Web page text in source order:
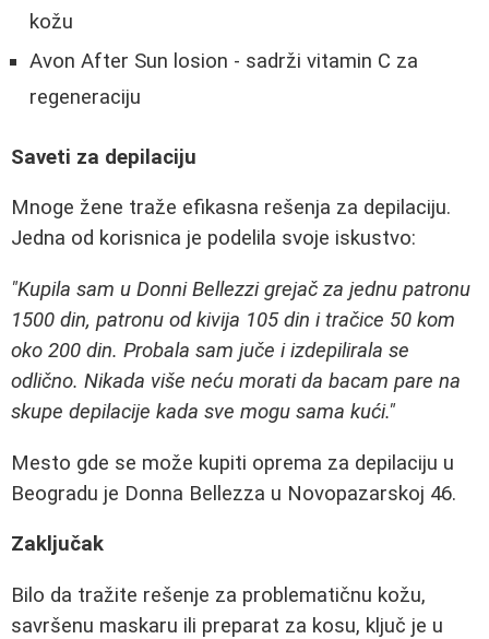
kožu
Avon After Sun losion - sadrži vitamin C za
regeneraciju
Saveti za depilaciju
Mnoge žene traže efikasna rešenja za depilaciju.
Jedna od korisnica je podelila svoje iskustvo:
"Kupila sam u Donni Bellezzi grejač za jednu patronu
1500 din, patronu od kivija 105 din i tračice 50 kom
oko 200 din. Probala sam juče i izdepilirala se
odlično. Nikada više neću morati da bacam pare na
skupe depilacije kada sve mogu sama kući."
Mesto gde se može kupiti oprema za depilaciju u
Beogradu je Donna Bellezza u Novopazarskoj 46.
Zaključak
Bilo da tražite rešenje za problematičnu kožu,
savršenu maskaru ili preparat za kosu, ključ je u